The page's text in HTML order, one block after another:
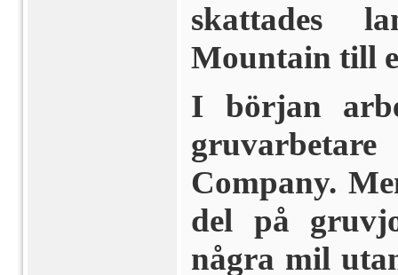
skattades
Mountain till
I början
Company.
del på
några mil